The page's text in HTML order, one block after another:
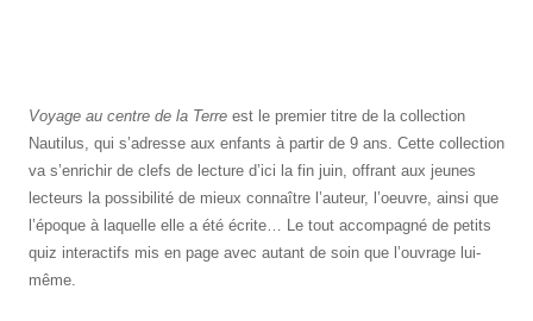
Voyage au centre de la Terre est le premier titre de la collection
Nautilus, qui s’adresse aux enfants à partir de 9 ans. Cette collection
va s’enrichir de clefs de lecture d’ici la fin juin, offrant aux jeunes
lecteurs la possibilité de mieux connaître l’auteur, l’oeuvre, ainsi que
l’époque à laquelle elle a été écrite… Le tout accompagné de petits
quiz interactifs mis en page avec autant de soin que l’ouvrage lui-
même.